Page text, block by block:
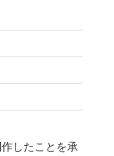
したことを承